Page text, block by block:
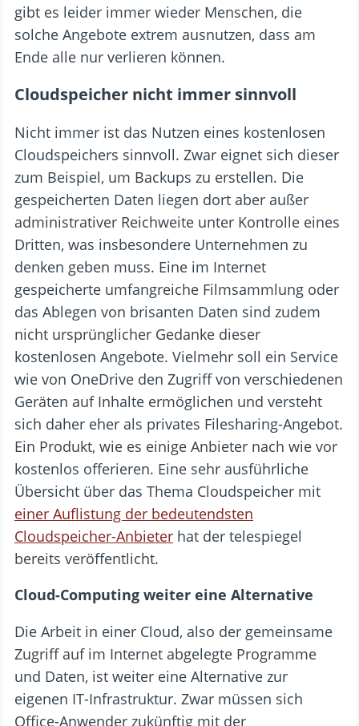
gibt es leider immer wieder Menschen, die
solche Angebote extrem ausnutzen, dass am
Ende alle nur verlieren können.
Cloudspeicher nicht immer sinnvoll
Nicht immer ist das Nutzen eines kostenlosen
Cloudspeichers sinnvoll. Zwar eignet sich dieser
zum Beispiel, um Backups zu erstellen. Die
gespeicherten Daten liegen dort aber außer
administrativer Reichweite unter Kontrolle eines
Dritten, was insbesondere Unternehmen zu
denken geben muss. Eine im Internet
gespeicherte umfangreiche Filmsammlung oder
das Ablegen von brisanten Daten sind zudem
nicht ursprünglicher Gedanke dieser
kostenlosen Angebote. Vielmehr soll ein Service
wie von OneDrive den Zugriff von verschiedenen
Geräten auf Inhalte ermöglichen und versteht
sich daher eher als privates Filesharing-Angebot.
Ein Produkt, wie es einige Anbieter nach wie vor
kostenlos offerieren. Eine sehr ausführliche
Übersicht über das Thema Cloudspeicher mit
einer Auflistung der bedeutendsten
Cloudspeicher-Anbieter hat der telespiegel
bereits veröffentlicht.
Cloud-Computing weiter eine Alternative
Die Arbeit in einer Cloud, also der gemeinsame
Zugriff auf im Internet abgelegte Programme
und Daten, ist weiter eine Alternative zur
eigenen IT-Infrastruktur. Zwar müssen sich
Office-Anwender zukünftig mit der